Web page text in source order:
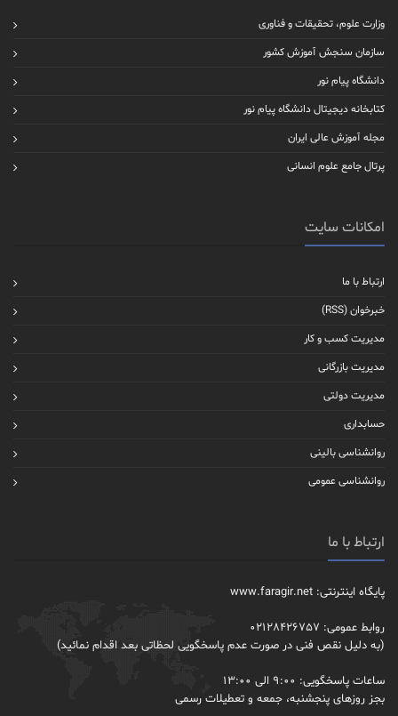
وزارت علوم، تحقیقات و فناوری
سازمان سنجش آموزش کشور
دانشگاه پیام نور
کتابخانه دیجیتال دانشگاه پیام نور
مجله آموزش عالی ایران
پرتال جامع علوم انسانی
امکانات سایت
ارتباط با ما
خبرخوان (RSS)
مدیریت کسب و کار
مدیریت بازرگانی
مدیریت دولتی
حسابداری
روانشناسی بالینی
روانشناسی عمومی
ارتباط با ما
پایگاه اینترنتی: www.faragir.net
روابط عمومی: 02128426757
(به دلیل نقص فنی در صورت عدم پاسخگویی لحظاتی بعد اقدام نمائید)
ساعات پاسخگویی: 9:00 الی 13:00
بجز روزهای پنجشنبه، جمعه و تعطیلات رسمی